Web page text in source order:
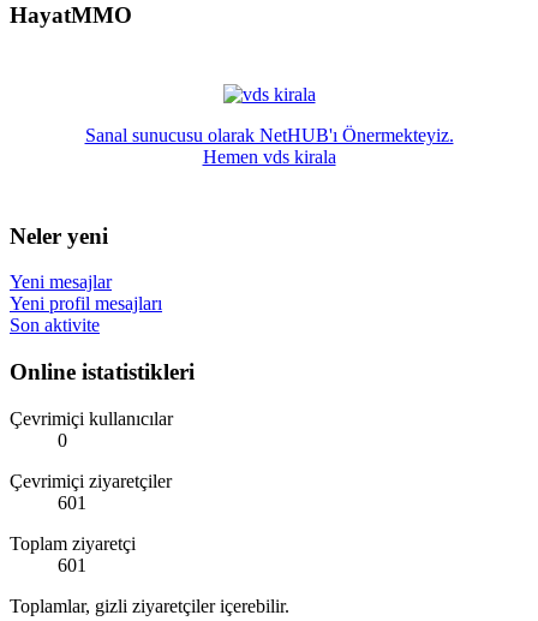
HayatMMO
Sanal sunucusu olarak NetHUB'ı Önermekteyiz.
Hemen vds kirala
Neler yeni
Yeni mesajlar
Yeni profil mesajları
Son aktivite
Online istatistikleri
Çevrimiçi kullanıcılar
0
Çevrimiçi ziyaretçiler
601
Toplam ziyaretçi
601
Toplamlar, gizli ziyaretçiler içerebilir.